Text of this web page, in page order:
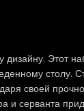
Этот
столу.
своей
серванта